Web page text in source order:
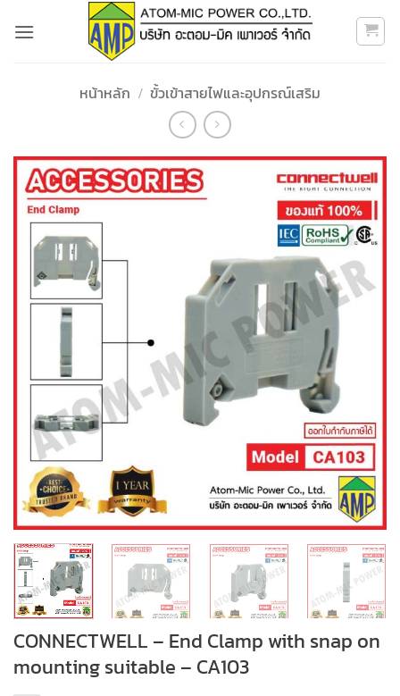
หน้าหลัก / ขั้วเข้าสายไฟและอุปกรณ์เสริม
CONNECTWELL – End Clamp with snap on
mounting suitable – CA103